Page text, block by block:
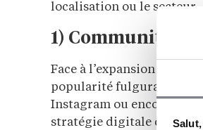
localisation ou le secteur.
1) Community
Face à l’expansion des
popularité fulgurante.
Instagram ou encore
stratégie digitale de